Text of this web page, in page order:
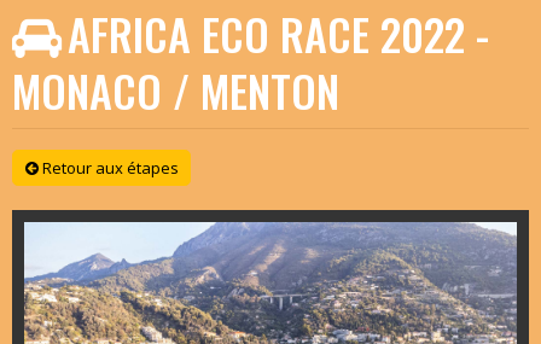
AFRICA ECO RACE 2022 -
MONACO / MENTON
Retour aux étapes